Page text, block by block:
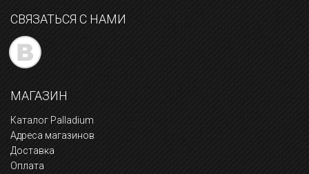
СВЯЗАТЬСЯ С НАМИ
МАГАЗИН
Каталог Palladium
Адреса магазинов
Доставка
Оплата